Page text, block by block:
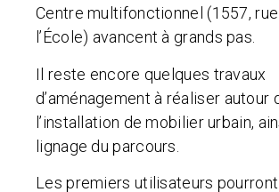
Centre multifonctionnel (1557,
l’École) avancent à grands pas.
Il reste encore quelques travaux
d’aménagement à réaliser autour
l’installation de mobilier urbain,
lignage du parcours.
Les premiers utilisateurs